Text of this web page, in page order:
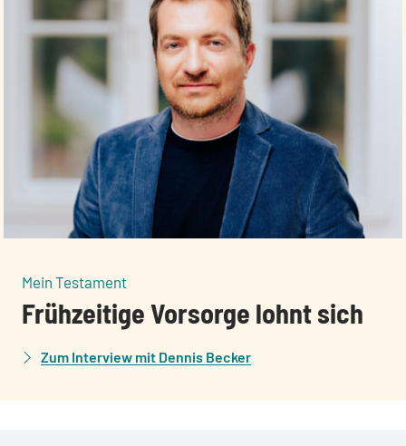
Mein Testament:
Frühzeitige Vorsorge lohnt sich
Zum Interview mit Dennis Becker